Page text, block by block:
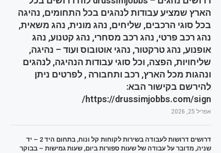
הארץ שמציע עבודות לנהגים בכל התחומים, נהיגה
בכל סוגי הרכבים, שליחים, נהג מונית, נהג משאית,
נהג רכב פרטי, נהג רכב מסחרי, נהג קטנוע, נהג
אופנוע, נהג טרקטור, נהגי אוטובוס ועוד – נהיגה,
שליחויות, הפצה, וכל סוגי עבודות הנהיגה, לנהגים
ונהגות מכל הארץ, רכב ותחבורה , לפרטים ניתן
להירשם בקישור הבא:
https://drussimjobbs.com/sign/
אפריל 25, 2026
דרושים דרושות לעבודה בשירות לקוחות קל ונוח, בתחום היד 2 – יד
שניה, מדובר על עבודה של שעות ספורות ביום, שעות גמישות – בבוקר